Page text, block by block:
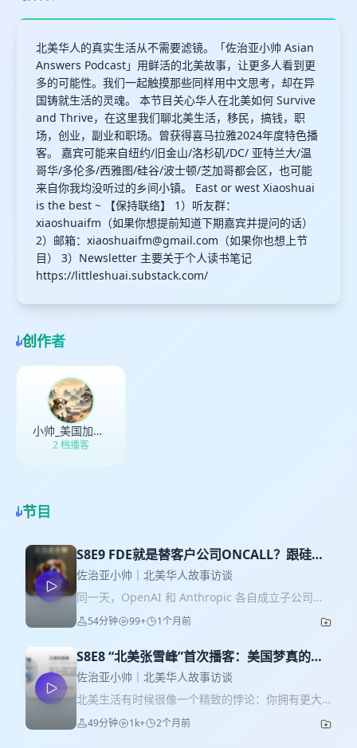
北美华人的真实生活从不需要滤镜。「佐治亚小帅 Asian
Answers Podcast」用鲜活的北美故事，让更多人看到更
多的可能性。我们一起触摸那些同样用中文思考，却在异
国铸就生活的灵魂。 本节目关心华人在北美如何 Survive
and Thrive，在这里我们聊北美生活，移民，搞钱，职
场，创业，副业和职场。曾获得喜马拉雅2024年度特色播
客。 嘉宾可能来自纽约/旧金山/洛杉矶/DC/ 亚特兰大/温
哥华/多伦多/西雅图/硅谷/波士顿/芝加哥都会区，也可能
来自你我均没听过的乡间小镇。 East or west Xiaoshuai
is the best ~ 【保持联络】 1）听友群：
xiaoshuaifm（如果你想提前知道下期嘉宾并提问的话）
2）邮箱： xiaoshuaifm@gmail.com （如果你也想上节
目） 3）Newsletter 主要关于个人读书笔记
https://littleshuai.substack.com/
创作者
小帅_美国加拿大华人访谈
2 档播客
节目
S8E9 FDE就是替客户公司ONCALL？跟硅谷
最热AI公司一起聊前端部署｜串台仨言俩语
佐治亚小帅｜北美华人故事访谈
同一天，OpenAI 和 Anthropic 各自成立子公司，
疯狂招同一种人。本期请来硅谷 AI 推理公司
Baseten的 FDE Harry，聊聊这个半工程师、半销
@ 仨言俩语｜硅谷打工人
https://www.xiaoyuzhoufm.com/podcast/
本集赞助 (๑˃ᴗ˂) 本节目由 ⁠⁠fastaijobs.com⁠⁠⁠ 赞助播
出，只收集快速成长的AI初创公司数据库！不管你
是跳槽还是失业上岸，都是非常高品质的公司数据
54分钟 99+ 1个月前
S8E8 “北美张雪峰”首次播客：美国梦真的很
贵
佐治亚小帅｜北美华人故事访谈
北美生活有时候很像一个精致的悖论：你拥有更大
的世界，也承担更高的成本；你离某种自由更近，
也可能被身份、工作和医疗系统困在原地。很多选
49分钟 1k+ 2个月前